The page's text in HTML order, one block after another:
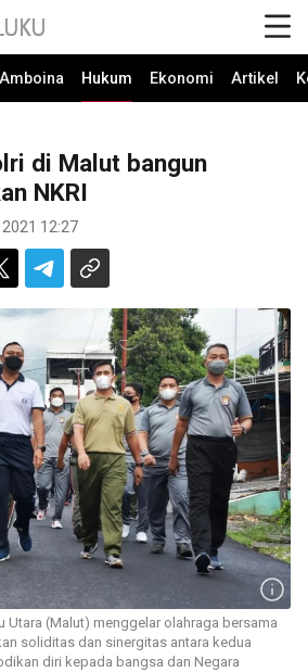
Hukum Ekonomi Artikel
di Malut bangun
NKRI
12:27
Utara (Malut) menggelar olahraga bersama
soliditas dan sinergitas antara kedua
diri kepada bangsa dan Negara